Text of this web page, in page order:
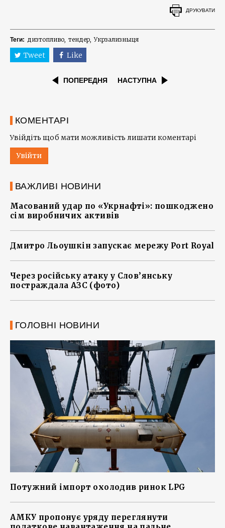
ДРУКУВАТИ
Теги: дизтопливо тендер Укрзализныця
Tweet Like
ПОПЕРЕДНЯ НАСТУПНА
КОМЕНТАРІ
Увійдіть щоб мати можливість лишати коментарі
Увійти
ВАЖЛИВІ НОВИНИ
Масований удар по «Укрнафті»: пошкоджено
сім виробничих активів
Дмитро Льоушкін запускає мережу Port Royal
Через російську атаку у Слов’янську
постраждала АЗС (фото)
ГОЛОВНІ НОВИНИ
Потужний імпорт охолодив ринок LPG
АМКУ пропонує уряду переглянути